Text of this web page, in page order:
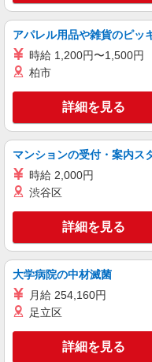
+゜
株式会社シエロ
人気機
時給
残業代支
+゜・。○
万円支給(規定有) お友達を
ィブ支給(規定有) ★月2回払
有）★ ゜
熊本
派遣社員
人気機種
月給
る） ※残
1500円〜
+゜・。
ィブ支
+゜
アパレル用品や雑貨のピッ
時給 1,200円〜1,500円
柏市
詳細を見る
マンションの受付・案内ス
時給 2,000円
渋谷区
詳細を見る
大学病院の中材滅菌
月給 254,160円
足立区
詳細を見る